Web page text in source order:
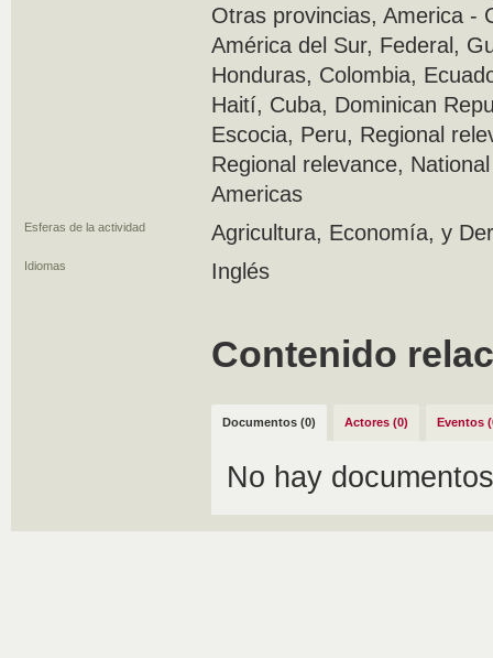
Otras provincias, America -
América del Sur, Federal,
Honduras, Colombia,
Haití, Cuba, Dominican
Escocia, Peru, Regional
Regional relevance,
Americas
Esferas de la actividad Agricultura, Economía, y
Idiomas Inglés
Contenido
Documentos (0) Actores (0) Eventos
No hay